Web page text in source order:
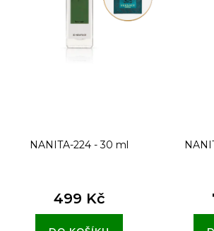
NANITA-224 - 30 ml
499 Kč